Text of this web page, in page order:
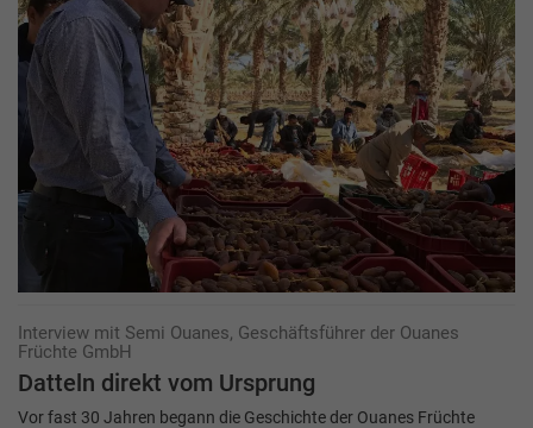
Interview mit Semi Ouanes, Geschäftsführer der Ouanes
Früchte GmbH
Datteln direkt vom Ursprung
Vor fast 30 Jahren begann die Geschichte der Ouanes Früchte